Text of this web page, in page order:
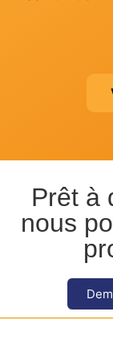
Prêt à
nous